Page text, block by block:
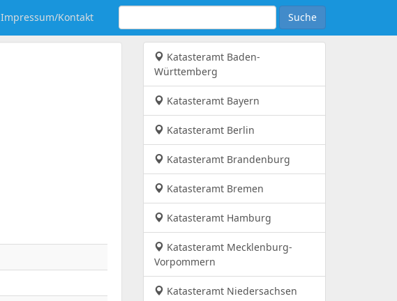
Impressum/Kontakt Suche
Katasteramt Baden-
Württemberg
Katasteramt Bayern
Katasteramt Berlin
Katasteramt Brandenburg
Katasteramt Bremen
Katasteramt Hamburg
Katasteramt Mecklenburg-
Vorpommern
Katasteramt Niedersachsen